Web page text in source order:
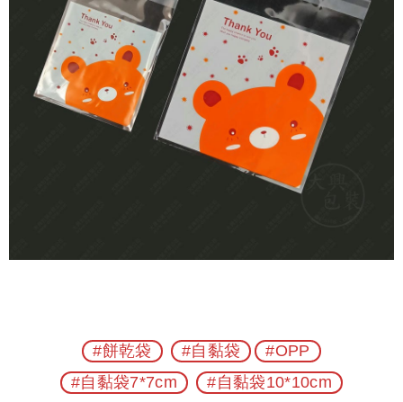
#餅乾袋 #自黏袋
#OPP
#自黏袋7*7cm
#自黏袋10*10cm